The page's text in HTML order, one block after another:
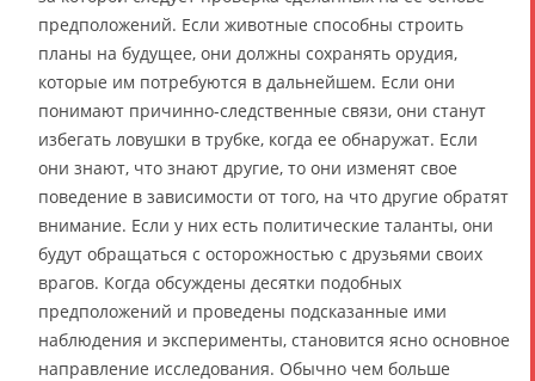
предположений. Если животные способны строить
планы на будущее, они должны сохранять орудия,
которые им потребуются в дальнейшем. Если они
понимают причинно-следственные связи, они станут
избегать ловушки в трубке, когда ее обнаружат. Если
они знают, что знают другие, то они изменят свое
поведение в зависимости от того, на что другие обратят
внимание. Если у них есть политические таланты, они
будут обращаться с осторожностью с друзьями своих
врагов. Когда обсуждены десятки подобных
предположений и проведены подсказанные ими
наблюдения и эксперименты, становится ясно основное
направление исследования. Обычно чем больше